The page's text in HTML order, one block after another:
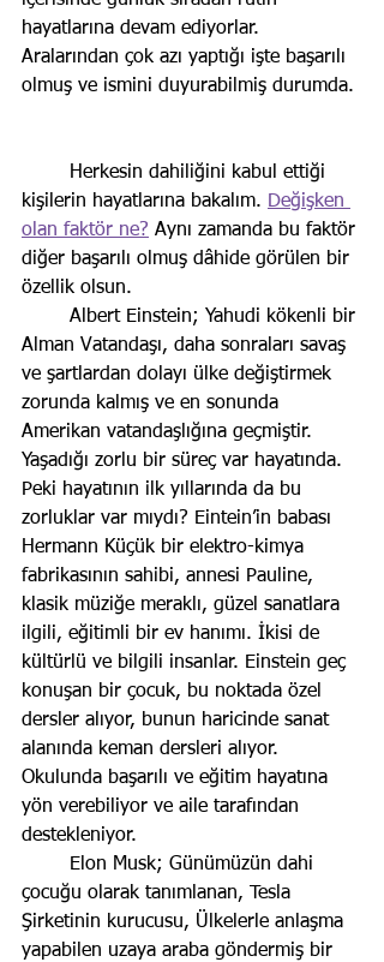
hayatlarına devam ediyorlar.
Aralarından çok azı yaptığı işte başarılı
olmuş ve ismini duyurabilmiş durumda.
kişilerin hayatlarına bakalım. Değişken
olan faktör ne? Aynı zamanda bu faktör
diğer başarılı olmuş dâhide görülen bir
özellik olsun.
Alman Vatandaşı, daha sonraları savaş
ve şartlardan dolayı ülke değiştirmek
zorunda kalmış ve en sonunda
Amerikan vatandaşlığına geçmiştir.
Yaşadığı zorlu bir süreç var hayatında.
Peki hayatının ilk yıllarında da bu
zorluklar var mıydı? Eintein’in babası
Hermann Küçük bir elektro-kimya
fabrikasının sahibi, annesi Pauline,
klasik müziğe meraklı, güzel sanatlara
ilgili, eğitimli bir ev hanımı. İkisi de
kültürlü ve bilgili insanlar. Einstein geç
konuşan bir çocuk, bu noktada özel
dersler alıyor, bunun haricinde sanat
alanında keman dersleri alıyor.
Okulunda başarılı ve eğitim hayatına
yön verebiliyor ve aile tarafından
destekleniyor.
çocuğu olarak tanımlanan, Tesla
Şirketinin kurucusu, Ülkelerle anlaşma
yapabilen uzaya araba göndermiş bir